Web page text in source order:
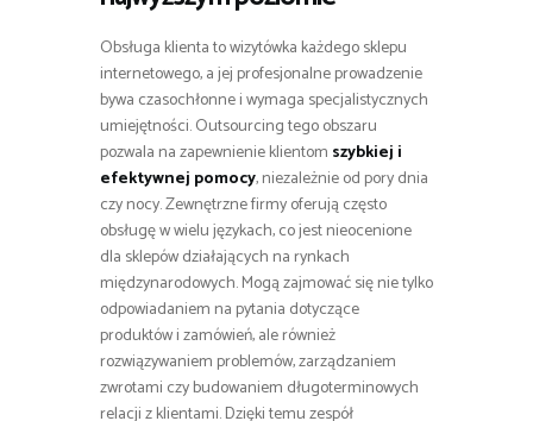
Obsługa klienta to wizytówka każdego sklepu
internetowego, a jej profesjonalne prowadzenie
bywa czasochłonne i wymaga specjalistycznych
umiejętności. Outsourcing tego obszaru
pozwala na zapewnienie klientom szybkiej i
efektywnej pomocy, niezależnie od pory dnia
czy nocy. Zewnętrzne firmy oferują często
obsługę w wielu językach, co jest nieocenione
dla sklepów działających na rynkach
międzynarodowych. Mogą zajmować się nie tylko
odpowiadaniem na pytania dotyczące
produktów i zamówień, ale również
rozwiązywaniem problemów, zarządzaniem
zwrotami czy budowaniem długoterminowych
relacji z klientami. Dzięki temu zespół